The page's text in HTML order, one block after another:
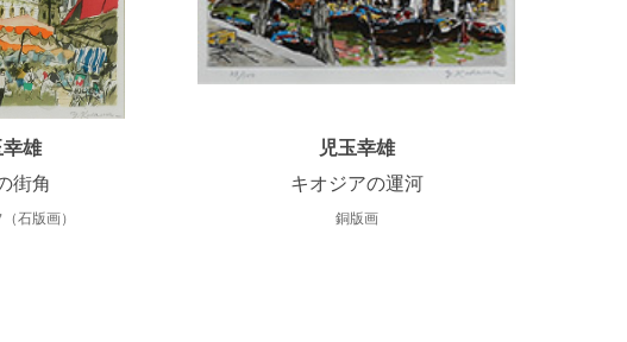
幸雄
街角
石版画）
児玉幸雄
キオジアの運河
銅版画